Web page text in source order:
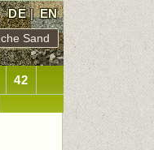
DE|EN
42